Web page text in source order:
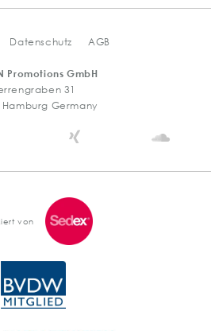
Datenschutz AGB
Promotions GmbH
31
Hamburg Germany
@
@
Stein
@
von